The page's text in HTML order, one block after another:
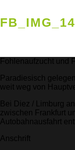
Fohlenaufzucht und
Paradiesisch
weit weg von
Bei Diez / Limburg
zwischen Frankfurt
Autobahnausfahrt
Anschrift